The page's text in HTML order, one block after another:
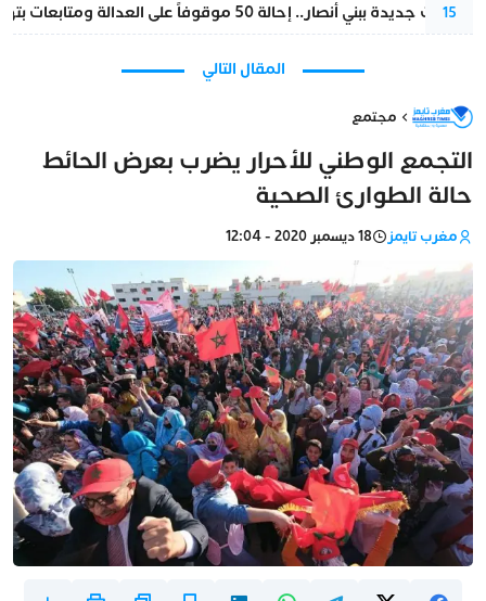
15
تطورات جديدة ببني أنصار.. إحالة 50 موقوفاً على العدالة ومتابعات بتهم ثقيلة
المقال التالي
مجتمع
التجمع الوطني للأحرار يضرب بعرض الحائط
حالة الطوارئ الصحية
مغرب تايمز 18 ديسمبر 2020 - 12:04